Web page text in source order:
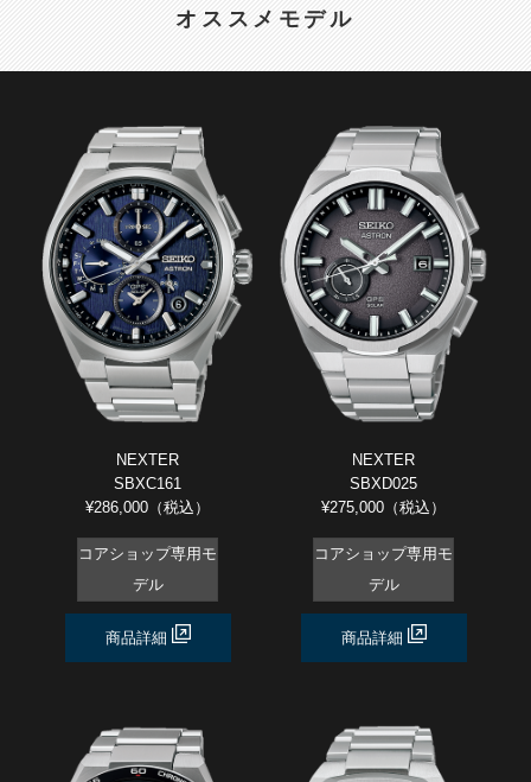
オススメモデル
NEXTER
SBXC161
¥286,000（税込）
コアショップ専用モ
デル
商品詳細
NEXTER
SBXD025
¥275,000（税込）
コアショップ専用モ
デル
商品詳細